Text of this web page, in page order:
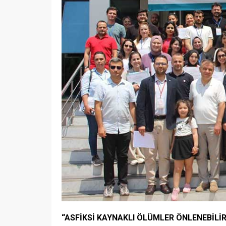
“ASFİKSİ KAYNAKLI ÖLÜMLER